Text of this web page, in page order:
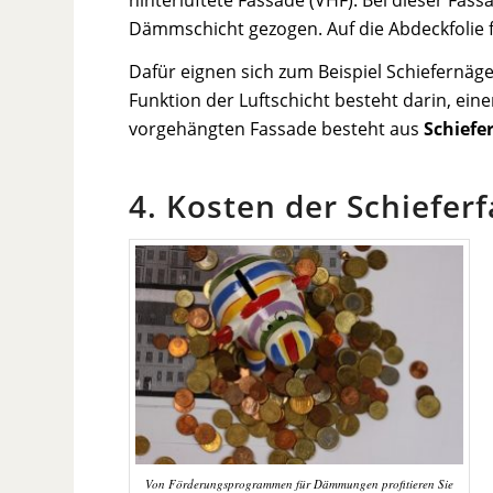
Dämmschicht gezogen. Auf die
Dafür eignen sich zum Beispiel
Funktion der Luftschicht besteht darin,
vorgehängten Fassade besteht aus
4. Kosten der
Von Förderungsprogrammen für Dämmungen profitieren Sie